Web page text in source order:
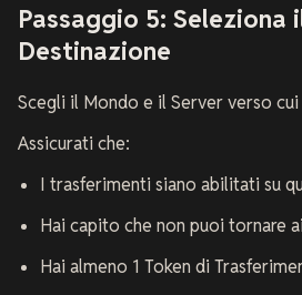
Passaggio 5: Seleziona
Destinazione
Scegli il Mondo e il Server verso
Assicurati che:
I trasferimenti siano abilitati su
Hai capito che non puoi tornare
Hai almeno 1 Token di